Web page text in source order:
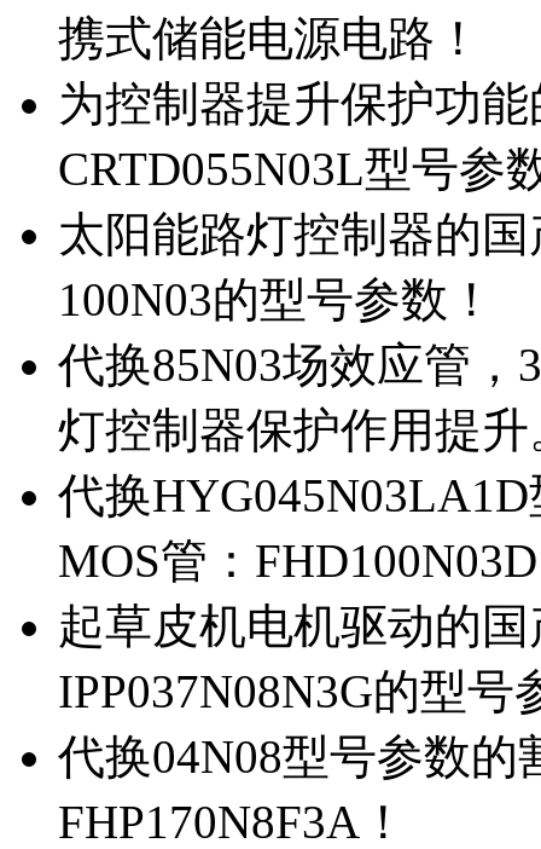
携式储能电源电路！
为控制器提升保护功
CRTD055N03L型号参
太阳能路灯控制器的
100N03的型号参数！
代换85N03场效应管
灯控制器保护作用提升
代换
MOS管：
起草皮机电机驱动的
IPP037N08N3G的型号
代换04N08型号参数
FHP170N8F3A！